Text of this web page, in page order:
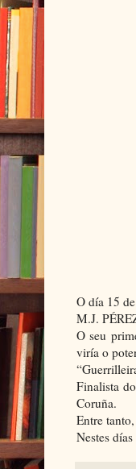
O día 15
M.J.
O seu
viría o
Finalista
Coruña.
Entre
Nestes